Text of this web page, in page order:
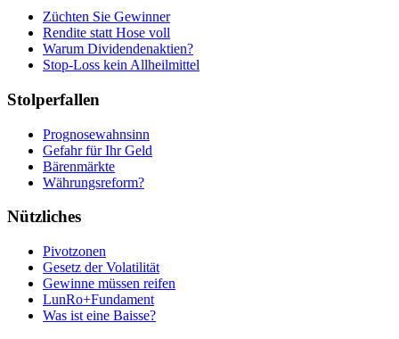
Züchten Sie Gewinner
Rendite statt Hose voll
Warum Dividendenaktien?
Stop-Loss kein Allheilmittel
Stolperfallen
Prognosewahnsinn
Gefahr für Ihr Geld
Bärenmärkte
Währungsreform?
Nützliches
Pivotzonen
Gesetz der Volatilität
Gewinne müssen reifen
LunRo+Fundament
Was ist eine Baisse?